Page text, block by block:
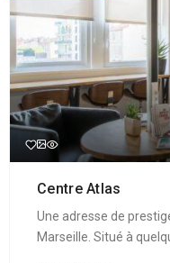
Centre Atlas
Une adresse de
Marseille. Situé à